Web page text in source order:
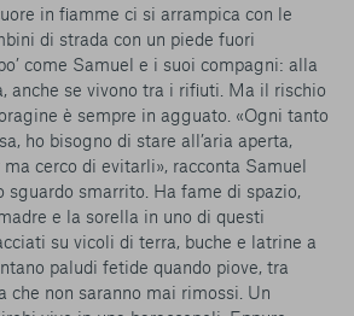
in fiamme ci si arrampica con le
di strada con un piede fuori
come Samuel e i suoi compagni: alla
anche se vivono tra i rifiuti. Ma il rischio
è sempre in agguato. «Ogni tanto
ho bisogno di stare all’aria aperta,
cerco di evitarli», racconta Samuel
sguardo smarrito. Ha fame di spazio,
e la sorella in uno di questi
su vicoli di terra, buche e latrine a
paludi fetide quando piove, tra
che non saranno mai rimossi. Un